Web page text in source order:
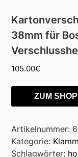
38mm für
105.00€
ZUM SHOP
Artikelnummer:
Kategorie:
Schlagwörter: